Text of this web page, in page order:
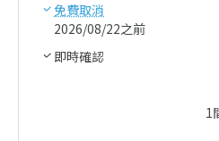
免費取消
2026/08/22之前
即時確認
1